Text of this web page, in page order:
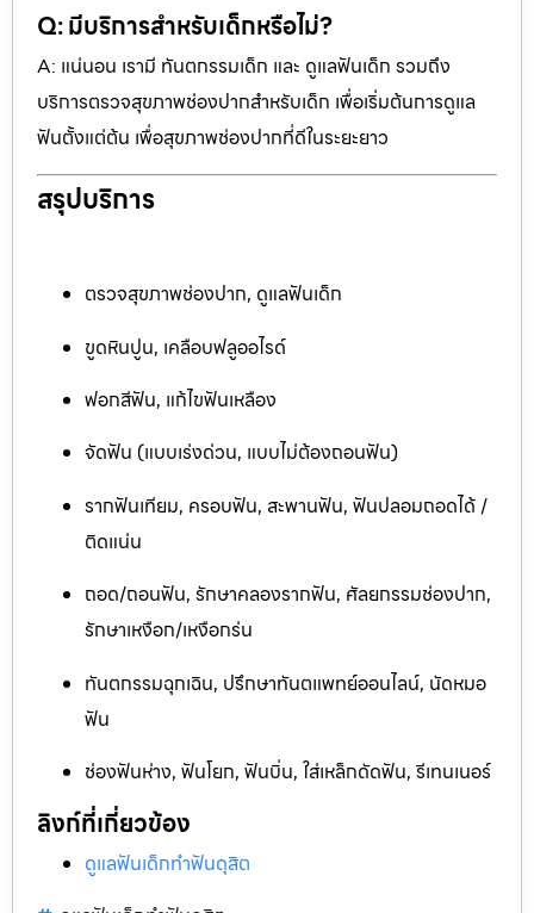
Q: มีบริการสำหรับเด็กหรือไม่?
A: แน่นอน เรามี ทันตกรรมเด็ก และ ดูแลฟันเด็ก รวมถึง
บริการตรวจสุขภาพช่องปากสำหรับเด็ก เพื่อเริ่มต้นการดูแล
ฟันตั้งแต่ต้น เพื่อสุขภาพช่องปากที่ดีในระยะยาว
สรุปบริการ
ตรวจสุขภาพช่องปาก, ดูแลฟันเด็ก
ขูดหินปูน, เคลือบฟลูออไรด์
ฟอกสีฟัน, แก้ไขฟันเหลือง
จัดฟัน (แบบเร่งด่วน, แบบไม่ต้องถอนฟัน)
รากฟันเทียม, ครอบฟัน, สะพานฟัน, ฟันปลอมถอดได้ /
ติดแน่น
ถอด/ถอนฟัน, รักษาคลองรากฟัน, ศัลยกรรมช่องปาก,
รักษาเหงือก/เหงือกร่น
ทันตกรรมฉุกเฉิน, ปรึกษาทันตแพทย์ออนไลน์, นัดหมอ
ฟัน
ช่องฟันห่าง, ฟันโยก, ฟันบิ่น, ใส่เหล็กดัดฟัน, รีเทนเนอร์
ลิงก์ที่เกี่ยวข้อง
ดูแลฟันเด็กทำฟันดุสิต